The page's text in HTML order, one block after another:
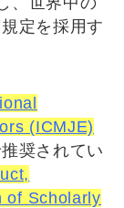
定を採用す
(ICMJE)
奨されてい
of Scholarly